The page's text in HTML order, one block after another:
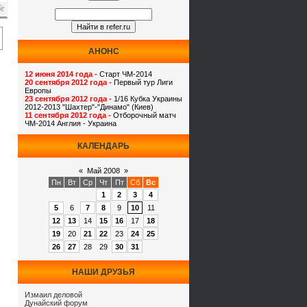
АНОНС
12 июня 2014 года - Старт ЧМ-2014
20 сентября 2012 года - Первый тур Лиги
Европы
23 сентября 2012 года - 1/16 Кубка Украины
2012-2013 "Шахтер"-"Динамо" (Киев)
11 сентября 2012 года - Отборочный матч
ЧМ-2014 Англия - Украина
КАЛЕНДАРЬ
« Май 2008 »
Пн
Вт Ср Чт Пт Сб
Вс
1
2 3
4
5
6 7 8 9 10
11
12
13 14 15 16 17
18
19
20 21 22 23 24
25
26
27 28 29 30 31
НАШИ ДРУЗЬЯ
Измаил деловой
Дунайский форум